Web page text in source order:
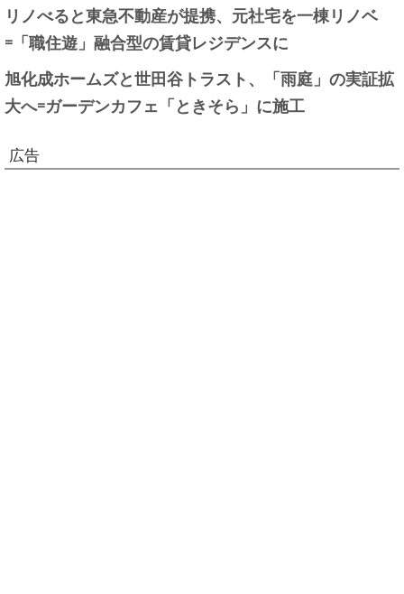
リノべると東急不動産が提携、元社宅を一棟リノベ
=「職住遊」融合型の賃貸レジデンスに
旭化成ホームズと世田谷トラスト、「雨庭」の実証拡
大へ=ガーデンカフェ「ときそら」に施工
広告